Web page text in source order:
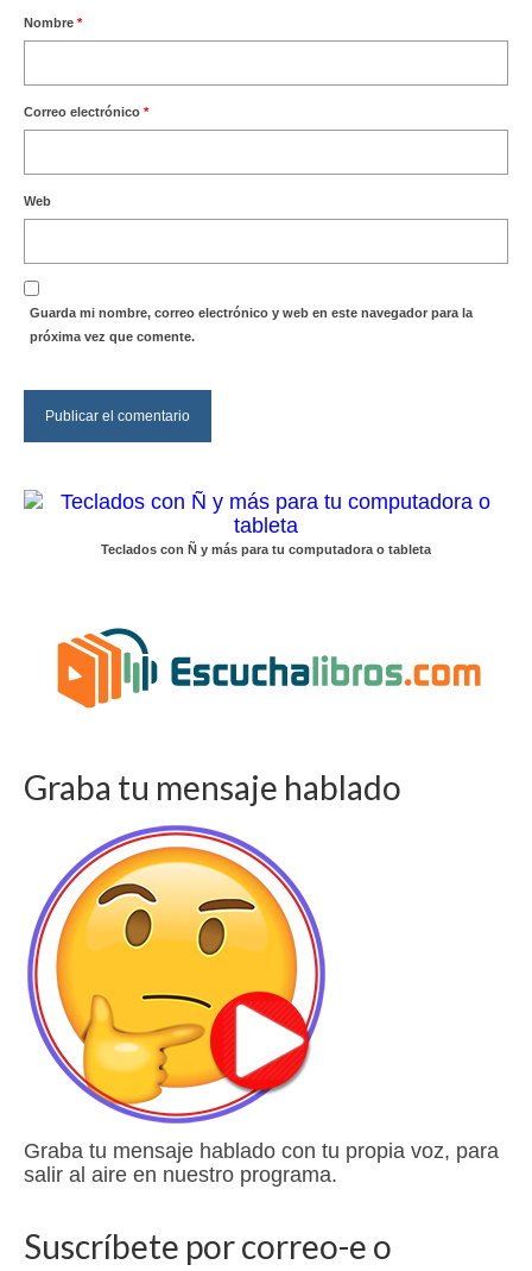
Nombre *
Correo electrónico *
Web
Guarda mi nombre, correo electrónico y web en este navegador para la
próxima vez que comente.
Teclados con Ñ y más para tu computadora o tableta
Graba tu mensaje hablado
Graba tu mensaje hablado con tu propia voz, para
salir al aire en nuestro programa.
Suscríbete por correo-e o